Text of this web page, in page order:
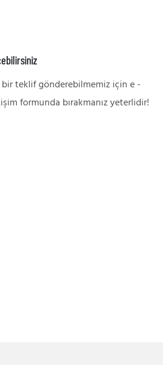
bir teklif gönderebilmemiz için e -
formunda bırakmanız yeterlidir!